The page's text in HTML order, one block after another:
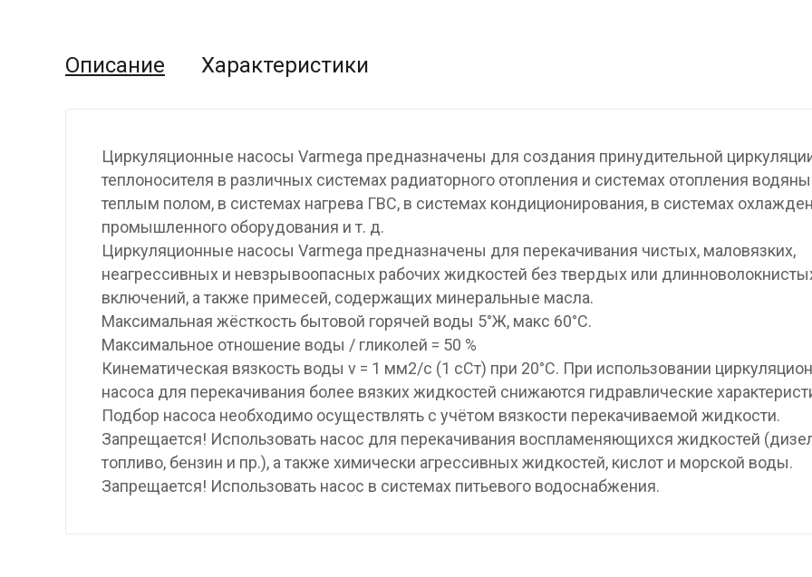
Описание Характеристики
Циркуляционные насосы Varmega предназначены для создания принудительной
теплоносителя в различных системах радиаторного отопления и системах отопления
теплым полом, в системах нагрева ГВС, в системах кондиционирования, в системах
промышленного оборудования и т. д.
Циркуляционные насосы Varmega предназначены для перекачивания чистых, маловязких,
неагрессивных и невзрывоопасных рабочих жидкостей без твердых или
включений, а также примесей, содержащих минеральные масла.
Максимальная жёсткость бытовой горячей воды 5°Ж, макс 60°С.
Максимальное отношение воды / гликолей = 50 %
Кинематическая вязкость воды ν = 1 мм2/с (1 сСт) при 20°С. При использовании
насоса для перекачивания более вязких жидкостей снижаются гидравлические
Подбор насоса необходимо осуществлять с учётом вязкости перекачиваемой жидкости.
Запрещается! Использовать насос для перекачивания воспламеняющихся жидкостей
топливо, бензин и пр.), а также химически агрессивных жидкостей, кислот и морской воды.
Запрещается! Использовать насос в системах питьевого водоснабжения.